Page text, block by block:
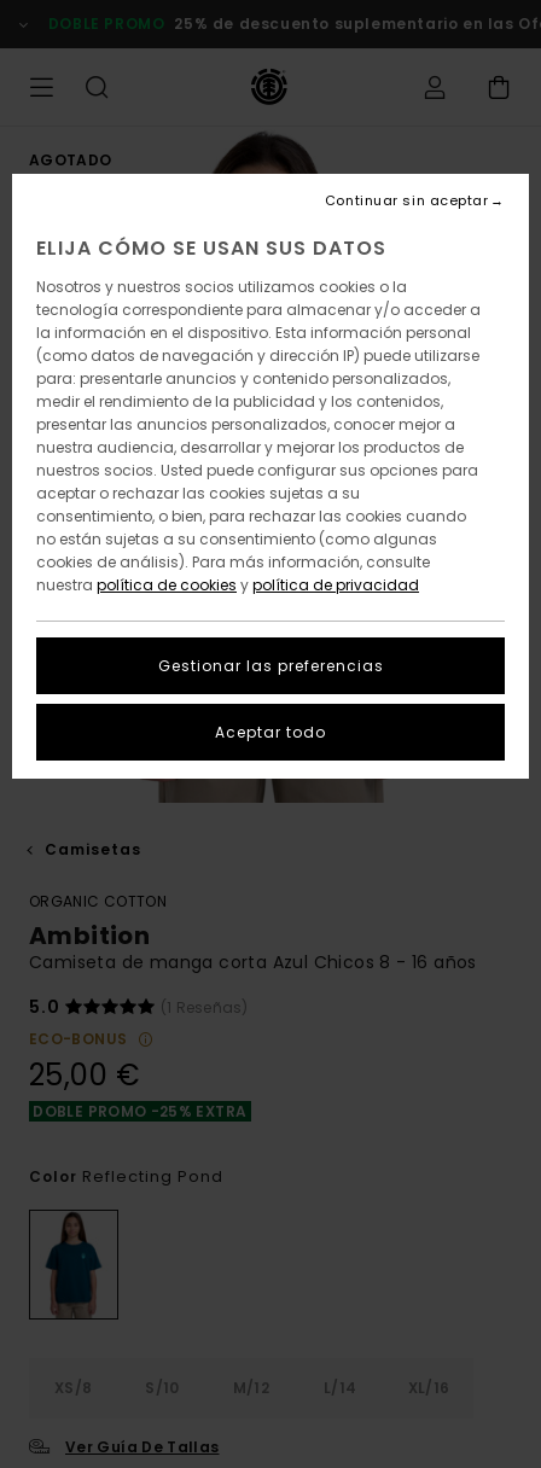
la
DOBLE PROMO 25% de descuento suplementario en las
AGOTADO
Camisetas
ORGANIC COTTON
Ambition
Camiseta de manga corta Azul Chicos 8 - 16 años
5.0
(1 Reseñas)
ECO-BONUS
25,00 €
DOBLE PROMO -25% EXTRA
Color Reflecting Pond
XS/8 S/10 M/12 L/14 XL/16
Ver Guía De Tallas
ELIJA CÓMO SE USAN SUS DATOS
Nosotros y nuestros socios utilizamos cookies o la
tecnología correspondiente para almacenar y/o acceder a
la información en el dispositivo. Esta información personal
(como datos de navegación y dirección IP) puede utilizarse
para: presentarle anuncios y contenido personalizados,
medir el rendimiento de la publicidad y los contenidos,
presentar las anuncios personalizados, conocer mejor a
nuestra audiencia, desarrollar y mejorar los productos de
nuestros socios. Usted puede configurar sus opciones para
aceptar o rechazar las cookies sujetas a su
consentimiento, o bien, para rechazar las cookies cuando
no están sujetas a su consentimiento (como algunas
cookies de análisis). Para más información, consulte
nuestra política de cookies ypolítica de privacidad
Gestionar las preferencias
Continuar sin aceptar
Aceptar todo